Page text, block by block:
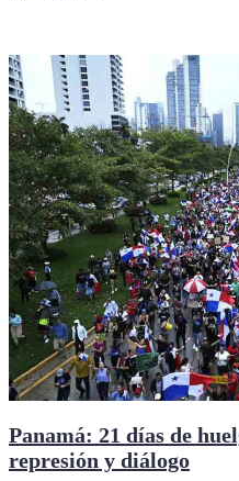
Panamá: 21 días de
represión y diálogo